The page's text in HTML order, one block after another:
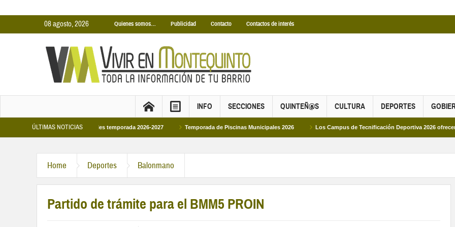
08 agosto, 2026 Quienes somos… Publicidad Contacto Contactos de interés
INFO SECCIONES QUINTEÑ@S CULTURA DEPORTES
ÚLTIMAS NOTICIAS
Cubiertas Municipales temporada 2026-2027 Temporada de Piscinas Municipales 2026 Los Campus de Tecnificación Deportiva 2026 ofrecen cuatro
Home Deportes Balonmano
Partido de trámite para el BMM5 PROIN